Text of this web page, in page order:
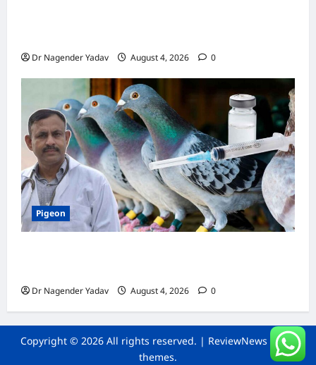
Dr Nagender Yadav August 4, 2026 0
Pigeon
Dr Nagender Yadav August 4, 2026 0
Copyright © 2026 All rights reserved. | ReviewNews by AF
themes.